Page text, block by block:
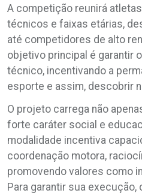
A competição reunirá
técnicos e faixas etárias,
até competidores de alto
objetivo principal é garantir
técnico, incentivando a
esporte e assim, descobrir
O projeto carrega não
forte caráter social e
modalidade incentiva
coordenação motora,
promovendo valores como
Para garantir sua